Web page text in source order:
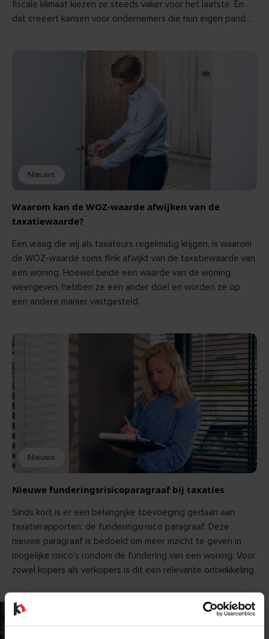
fiscale klimaat kiezen ze steeds vaker voor het laatste. En
dat creëert kansen voor ondernemers die hun eigen pand
Nieuws
Waarom kan de WOZ-waarde afwijken van de
taxatiewaarde?
Een vraag die wij als taxateurs regelmatig krijgen, is waarom
de WOZ-waarde soms flink afwijkt van de taxatiewaarde van
een woning. Hoewel beide een waarde van de woning
weergeven, hebben ze een ander doel en worden ze op
een andere manier vastgesteld.
BEKIJK
Nieuws
Nieuwe funderingsrisicoparagraaf bij taxaties
Sinds kort is er een belangrijke toevoeging gedaan aan
taxatierapporten: de funderingsrisico paragraaf. Deze
nieuwe paragraaf is bedoeld om meer inzicht te geven in
mogelijke risico’s rondom de fundering van een woning. Voor
zowel kopers als verkopers is dit een relevante ontwikkeling.